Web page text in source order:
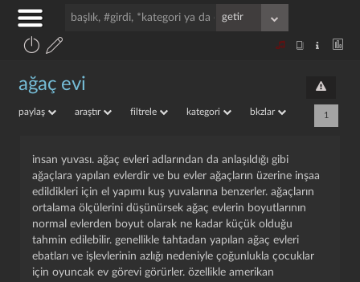
ağaç evi
paylaş araştır filtrele kategori bkzlar 1
insan yuvası. ağaç evleri adlarından da anlaşıldığı gibi
ağaçlara yapılan evlerdir ve bu evler ağaçların üzerine inşaa
edildikleri için el yapımı kuş yuvalarına benzerler. ağaçların
ortalama ölçülerini düşünürsek ağaç evlerin boyutlarının
normal evlerden boyut olarak ne kadar küçük olduğu
tahmin edilebilir. genellikle tahtadan yapılan ağaç evleri
ebatları ve işlevlerinin azlığı nedeniyle çoğunlukla çocuklar
için oyuncak ev görevi görürler. özellikle amerikan